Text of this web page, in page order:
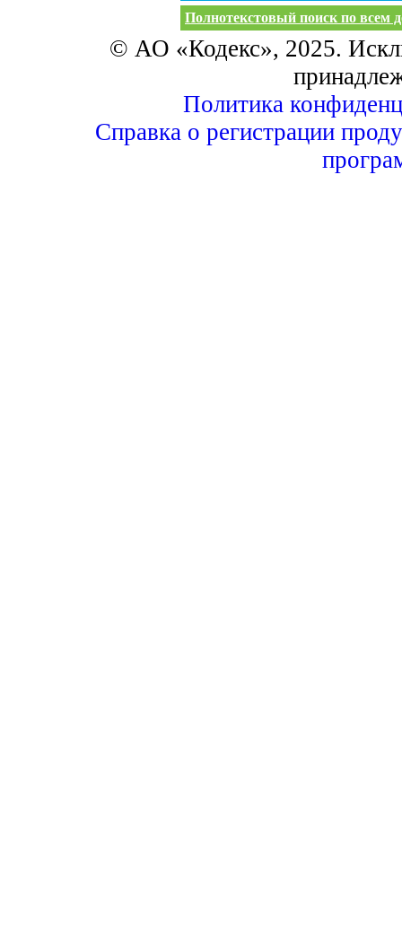
Полнотекстовый поиск по всем
© АО «Кодекс», 2025.
Политика
Справка о регистрации